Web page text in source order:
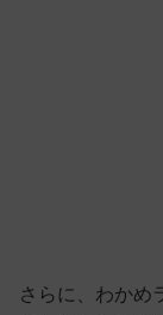
さらに、わかめ